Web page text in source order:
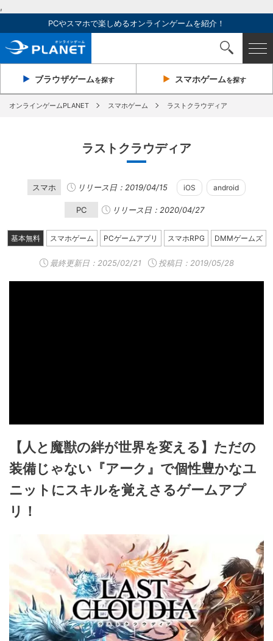
,
PCやスマホで楽しめるオンラインゲームを紹介！
ブラウザゲームを探す スマホゲームを探す
オンラインゲームPLANET スマホゲーム ラストクラウディア
ラストクラウディア
スマホ リリース日：2019/04/15 iOS android
PC リリース日：2020/04/27
基本無料 スマホゲーム PCゲームアプリ スマホRPG DMMゲームズ
最終更新日： 2025/02/21 投稿日：2019/05/28
【人と魔獣の絆が世界を変える】ただの
装備じゃない『アーク』で個性豊かなユ
ニットにスキルを覚えさるゲームアプ
リ！